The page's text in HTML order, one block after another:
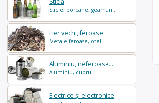
Sticlă
Sticle, borcane, geamuri...
Fier vechi, feroase
Metale feroase, otel...
Aluminiu, neferoase...
Aluminiu, cupru...
Electrice și electronice